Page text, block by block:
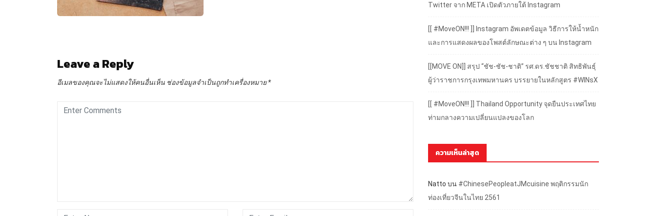
Leave a Reply
อีเมลของคุณจะไม่แสดงให้คนอื่นเห็น ช่องข้อมูลจำเป็นถูกทำเครื่องหมาย*
Twitter จาก META เปิดตัวภายใต้ Instagram
[[ #MoveON!!! ]] Instagram อัพเดตข้อมูล วิธีการให้น้ำหนัก
และการแสดงผลของโพสต์ลักษณะต่าง ๆ บน Instagram
[[MOVE ON]] สรุป “ชัช-ชัช-ชาติ” รศ.ดร.ชัชชาติ สิทธิพันธุ์
ผู้ว่าราชการกรุงเทพมหานคร บรรยายในหลักสูตร #WINsX
[[ #MoveON!!! ]] Thailand Opportunity จุดยืนประเทศไทย
ท่ามกลางความเปลี่ยนแปลงของโลก
ความเห็นล่าสุด
Natto บน #ChinesePeopleatJMcuisine พฤติกรรมนัก
ท่องเที่ยวจีนในไทย 2561